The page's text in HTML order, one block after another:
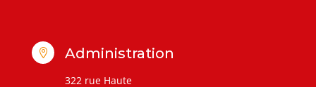
 Administration
322 rue Haute